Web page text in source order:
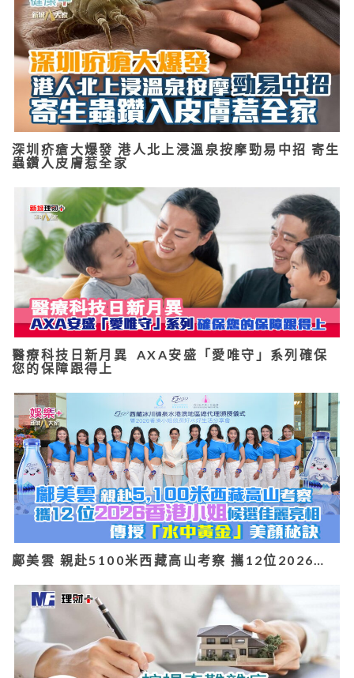
深圳疥瘡大爆發 港人北上浸溫泉按摩勁易中招 寄生
蟲鑽入皮膚惹全家
醫療科技日新月異 AXA安盛「愛唯守」系列確保
您的保障跟得上
鄺美雲 親赴5100米西藏高山考察 攜12位2026…